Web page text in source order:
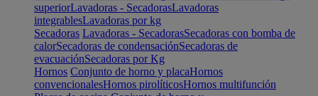
superiorLavadoras - SecadorasLavadoras
integrablesLavadoras por kg
Secadoras Lavadoras - SecadorasSecadoras con bomba de
calorSecadoras de condensaciónSecadoras de
evacuaciónSecadoras por Kg
Hornos Conjunto de horno y placaHornos
convencionalesHornos pirolíticosHornos multifunción